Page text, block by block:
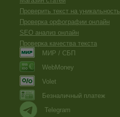
Проверить текст на уникальность
Проверка орфографии онлайн
SEO анализ онлайн
Проверка качества текста
МИР / СБП
WebMoney
Volet
Безналичный платеж
Telegram